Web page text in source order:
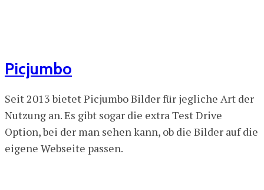
Picjumbo
Seit 2013 bietet Picjumbo Bilder für jegliche Art der
Nutzung an. Es gibt sogar die extra Test Drive
Option, bei der man sehen kann, ob die Bilder auf die
eigene Webseite passen.